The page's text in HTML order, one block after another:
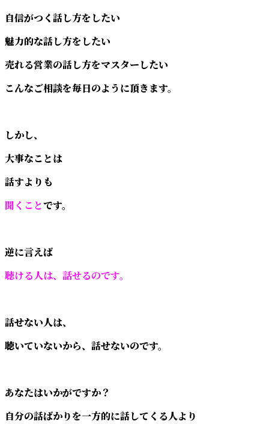
自信がつく話し方をしたい
魅力的な話し方をしたい
売れる営業の話し方をマスターしたい
こんなご相談を毎日のように頂きます。
しかし、
大事なことは
話すよりも
聞くことです。
逆に言えば
聴ける人は、話せるのです。
話せない人は、
聴いていないから、話せないのです。
あなたはいかがですか？
自分の話ばかりを一方的に話してくる人より